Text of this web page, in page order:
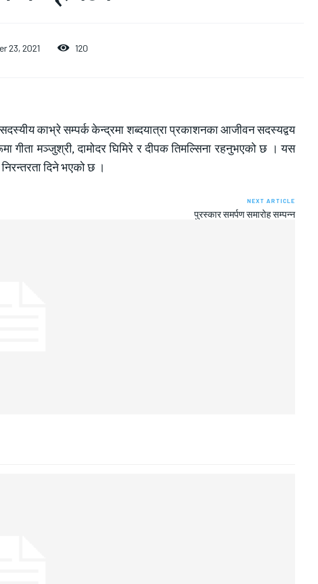
23, 2021 120
काभ्रे सम्पर्क केन्द्रमा शब्दयात्रा प्रकाशनका आजीवन सदस्यद्वय
गीता मञ्जुश्री, दामोदर घिमिरे र दीपक तिमल्सिना रहनुभएको छ । यस
निरन्तरता दिने भएको छ ।
NEXT ARTICLE
पुरस्कार समर्पण समारोह सम्पन्न